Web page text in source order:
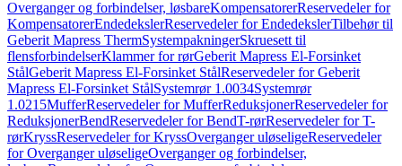
Overganger og forbindelser, løsbareKompensatorerReservedeler for
KompensatorerEndedekslerReservedeler for EndedekslerTilbehør til
Geberit Mapress ThermSystempakningerSkruesett til
flensforbindelserKlammer for rørGeberit Mapress El-Forsinket
StålGeberit Mapress El-Forsinket StålReservedeler for Geberit
Mapress El-Forsinket StålSystemrør 1.0034Systemrør
1.0215MufferReservedeler for MufferReduksjonerReservedeler for
ReduksjonerBendReservedeler for BendT-rørReservedeler for T-
rørKryssReservedeler for KryssOverganger uløseligeReservedeler
for Overganger uløseligeOverganger og forbindelser,